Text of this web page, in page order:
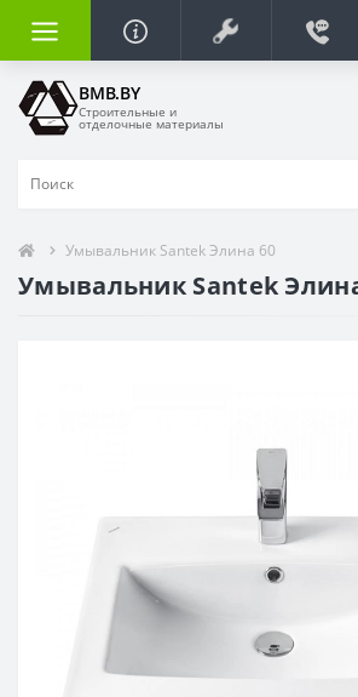
BMB.BY
Строительные и
отделочные материалы
Умывальник Santek Элина 60
Умывальник Santek